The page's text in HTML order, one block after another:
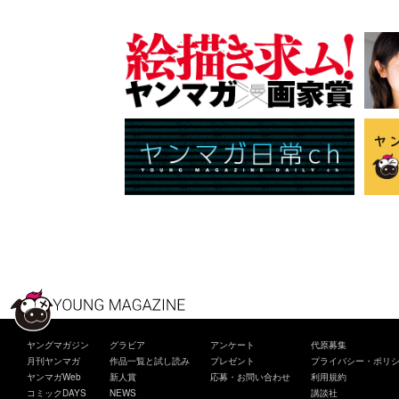
ヤングマガジン
月刊ヤンマガ
ヤンマガWeb
コミックDAYS
グラビア
作品一覧と試し読み
新人賞
NEWS
アンケート
プレゼント
応募・お問い合わせ
代原募集
プライバシー・ポリ
利用規約
講談社